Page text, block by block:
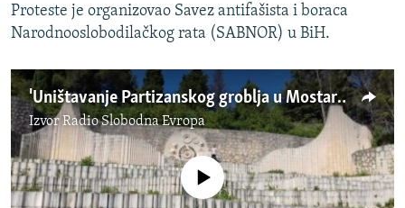
Proteste je organizovao Savez antifašista i boraca
Narodnooslobodilačkog rata (SABNOR) u BiH.
'Uništavanje Partizanskog groblja u Mostaru je terorizam'
IzvorRadio Slobodna Evropa
No media source currently available